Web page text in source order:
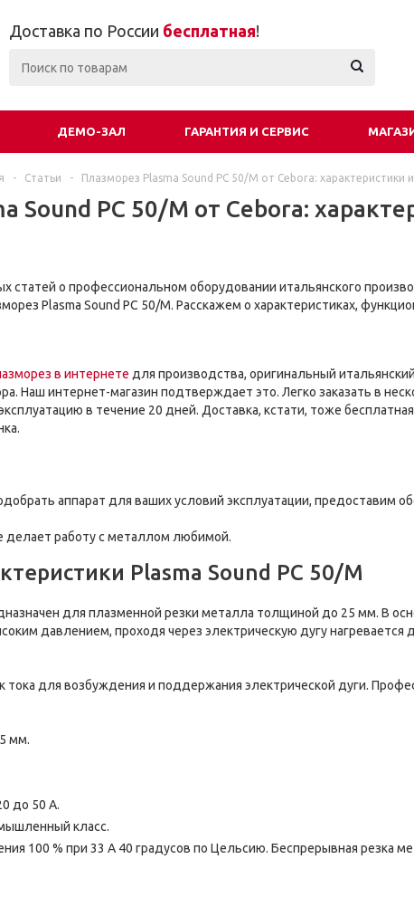
Доставка по России бесплатная!
ДЕМО-ЗАЛ ГАРАНТИЯ И СЕРВИС
- Статьи - Плазморез Plasma Sound PC 50/М от Cebora: характеристики
Sound PC 50/М от Cebora:
о профессиональном оборудовании итальянского
Plasma Sound PC 50/М. Расскажем о характеристиках,
в интернете для производства, оригинальный итальянский
Наш интернет-магазин подтверждает это. Легко заказать в
в течение 20 дней. Доставка, кстати, тоже
аппарат для ваших условий эксплуатации, предоставим
делает работу с металлом любимой.
Plasma Sound PC 50/М
для плазменной резки металла толщиной до 25 мм. В
давлением, проходя через электрическую дугу
тока для возбуждения и поддержания электрической дуги.
мм.
до 50 А.
класс.
100 % при 33 А 40 градусов по Цельсию. Беспрерывная резка